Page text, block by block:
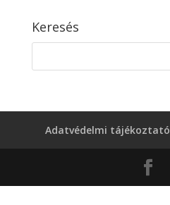
Keresés
Adatvédelmi tájékoztató